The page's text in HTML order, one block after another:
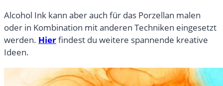
Alcohol Ink kann aber auch für das Porzellan malen
oder in Kombination mit anderen Techniken eingesetzt
werden. Hierfindest du weitere spannende kreative
Ideen.